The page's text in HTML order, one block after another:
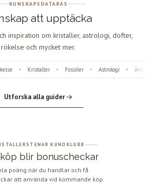
KUNSKAPSDATABAS
att upptäcka
inspiration om kristaller, astrologi, dofter,
rökelse och mycket mer.
Kristaller Fossiler Astrologi
Utforska alla guider
KUNDKLUBB
blir bonuscheckar
poäng när du handlar och få
att använda vid kommande köp.